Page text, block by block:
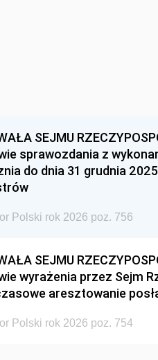
SEJMU
sprawozdania z
do dnia 31 grudnia
Polski rok 2026 poz. 756
SEJMU
wyrażenia przez Sejm
aresztowanie
Polski rok 2026 poz. 754